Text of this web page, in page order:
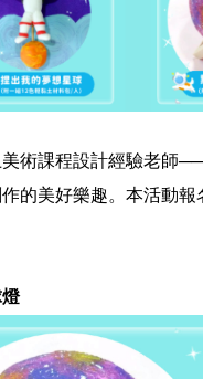
術課程設計經驗老師
的美好樂趣。本活動